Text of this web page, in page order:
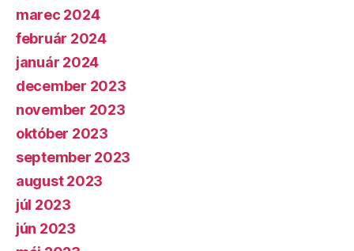
marec 2024
február 2024
január 2024
december 2023
november 2023
október 2023
september 2023
august 2023
júl 2023
jún 2023